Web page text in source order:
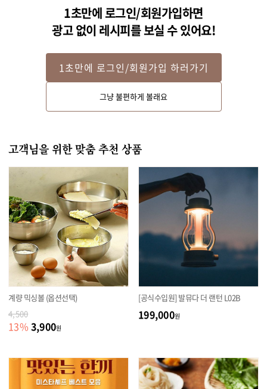
믹서기에 순서 1, 얼음, 페페론치노, 식초, 설탕, 올리브오일
을 넣고 곱게 갈아주세요. 소금과 굵은 후춧가루를 뿌리고 그
릇에 옮겨 담은 후 파슬리가루를 뿌려 내면 완성이예요!
1초만에 로그인/회원가입하면
광고 없이 레시피를 보실 수 있어요!
1초만에 로그인/회원가입 하러가기
그냥 불편하게 볼래요
고객님을 위한 맞춤 추천 상품
계량 믹싱볼 (옵션선택)
4,500
13% 3,900원
[공식수입원] 발뮤다 더 랜턴 L02B
199,000원